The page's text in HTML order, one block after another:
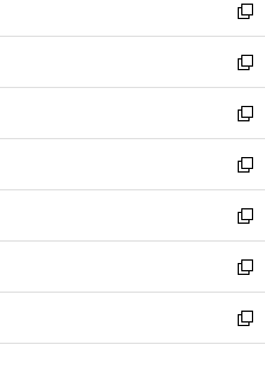
で
開
く
ド
ウ
で
開
く
ィ
ン
ド
ウ
で
開
く
い
ウ
ィ
ン
ド
ウ
で
開
く
新
し
い
ウ
ィ
ン
ド
ウ
で
開
く
新
し
い
ウ
ィ
ン
ド
ウ
で
開
く
新
し
い
ウ
ィ
ン
ド
ウ
で
開
新
し
い
ウ
ィ
ン
ド
ウ
新
し
い
ウ
ィ
ン
新
し
い
ウ
新
し